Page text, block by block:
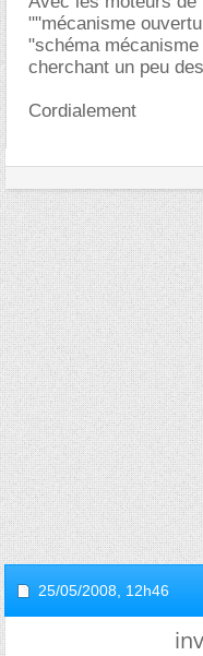
""mécanisme
"schéma
cherchant un peu
Cordialement
25/05/2008, 12h46